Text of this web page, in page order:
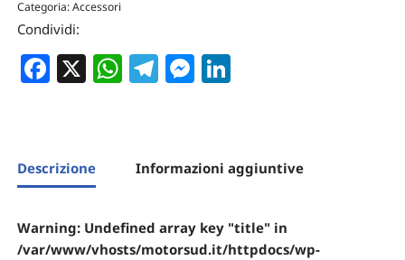
Categoria:Accessori
Condividi:
Facebook
X WhatsApp
Telegram
Messenger
Descrizione Informazioni aggiuntive
Warning: Undefined array key "title" in
/var/www/vhosts/motorsud.it/httpdocs/wp-